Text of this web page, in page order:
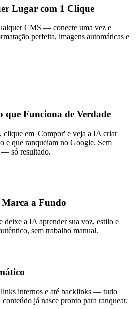
Lugar com 1 Clique
CMS — conecte uma vez e
perfeita, imagens automáticas e
que Funciona de Verdade
clique em 'Compor' e veja a IA criar
e que ranqueiam no Google. Sem
— só resultado.
Marca a Fundo
deixe a IA aprender sua voz, estilo e
sem trabalho manual.
links internos e até backlinks — tudo
já nasce pronto para ranquear.